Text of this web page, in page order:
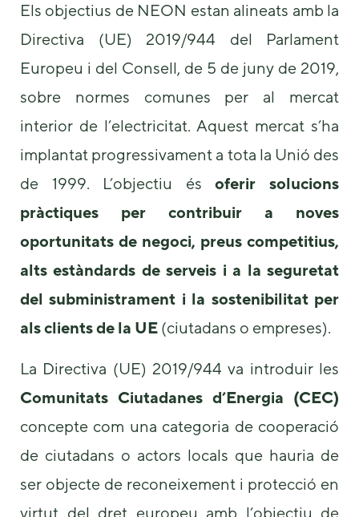
Els objectius de NEON estan alineats amb la
Directiva (UE) 2019/944 del Parlament
Europeu i del Consell, de 5 de juny de 2019,
sobre normes comunes per al mercat
interior de l’electricitat. Aquest mercat s’ha
implantat progressivament a tota la Unió des
de 1999. L’objectiu ésoferir solucions
pràctiques per contribuir a noves
oportunitats de negoci, preus competitius,
alts estàndards de serveis i a la seguretat
del subministrament i la sostenibilitat per
als clients de la UE (ciutadans o empreses).
La Directiva (UE) 2019/944 va introduir les
Comunitats Ciutadanes d’Energia (CEC)
concepte com una categoria de cooperació
de ciutadans o actors locals que hauria de
ser objecte de reconeixement i protecció en
virtut del dret europeu amb l’objectiu de
Experience
In order for
our website
to perform
possible
visit. If you
refuse these
cookies,
some
will
from the
By sharing
your
interests and
behavior as
you visit our
increase the
seeing
personalized